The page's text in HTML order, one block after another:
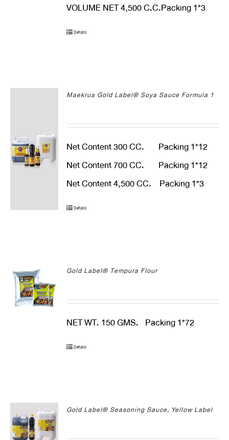
VOLUME NET 4,500 C.C.Packing 1*3
Details
Maekrua Gold Label® Soya Sauce Formula 1
Net Content 300 CC. Packing 1*12
Net Content 700 CC. Packing 1*12
Net Content 4,500 CC. Packing 1*3
Details
Gold Label® Tempura Flour
NET WT. 150 GMS. Packing 1*72
Details
Gold Label® Seasoning Sauce, Yellow Label